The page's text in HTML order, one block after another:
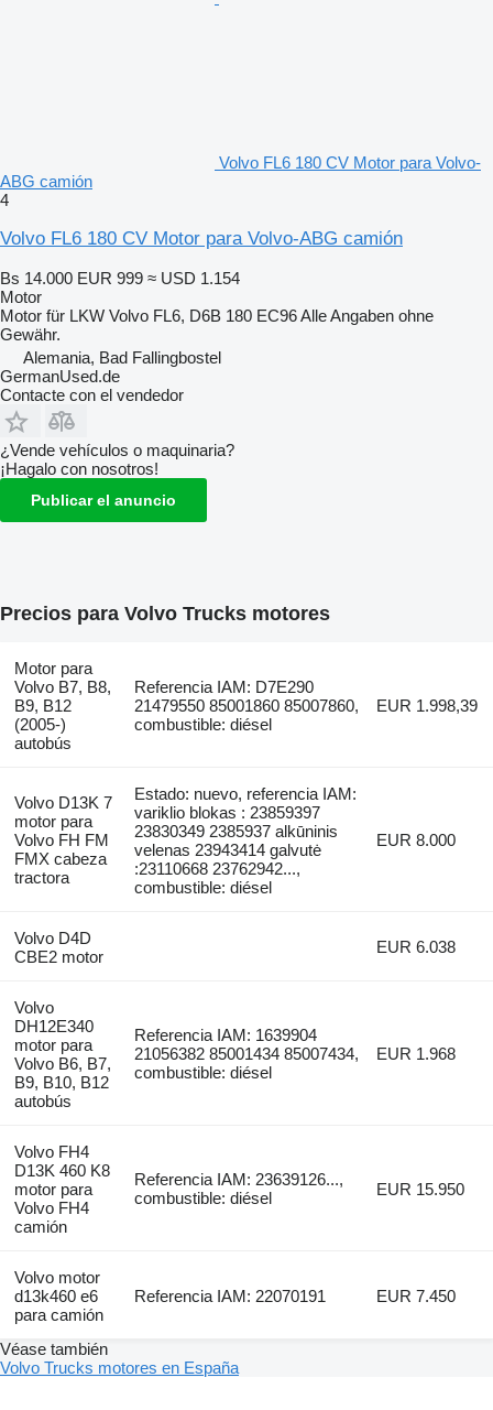
Volvo FL6 180 CV Motor para Volvo-
ABG camión
4
Volvo FL6 180 CV Motor para Volvo-ABG camión
Bs 14.000 EUR 999 ≈ USD 1.154
Motor
Motor für LKW Volvo FL6, D6B 180 EC96 Alle Angaben ohne
Gewähr.
Alemania, Bad Fallingbostel
GermanUsed.de
Contacte con el vendedor
¿Vende vehículos o maquinaria?
¡Hagalo con nosotros!
Publicar el anuncio
Precios para Volvo Trucks motores
Motor para
Volvo B7, B8,
B9, B12
(2005-)
autobús
Referencia IAM: D7E290
21479550 85001860 85007860,
combustible: diésel
EUR 1.998,39
Volvo D13K 7
motor para
Volvo FH FM
FMX cabeza
tractora
Estado: nuevo, referencia IAM:
variklio blokas : 23859397
23830349 2385937 alkūninis
velenas 23943414 galvutė
:23110668 23762942...,
combustible: diésel
EUR 8.000
Volvo D4D
CBE2 motor
EUR 6.038
Volvo
DH12E340
motor para
Volvo B6, B7,
B9, B10, B12
autobús
Referencia IAM: 1639904
21056382 85001434 85007434,
combustible: diésel
EUR 1.968
Volvo FH4
D13K 460 K8
motor para
Volvo FH4
camión
Referencia IAM: 23639126...,
combustible: diésel
EUR 15.950
Volvo motor
d13k460 e6
para camión
Referencia IAM: 22070191 EUR 7.450
Véase también
Volvo Trucks motores en España